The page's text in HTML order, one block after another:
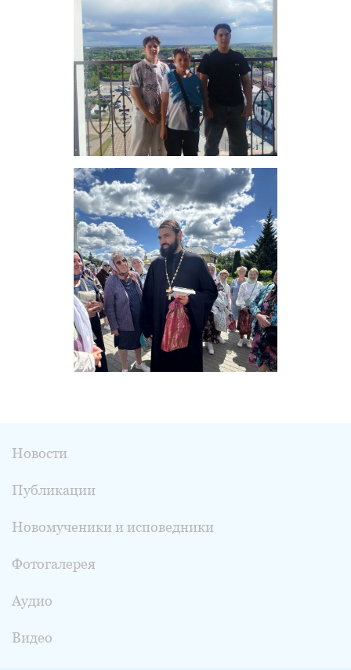
Новости
Публикации
Новомученики и исповедники
Фотогалерея
Аудио
Видео